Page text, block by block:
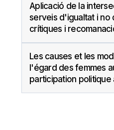
Aplicació de la
serveis d'igualtat i no
crítiques i
Les causes et les
l'égard des femmes
participation politique